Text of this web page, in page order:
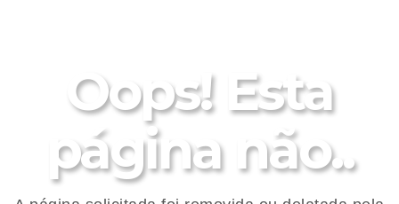
Oops! Esta
página não..